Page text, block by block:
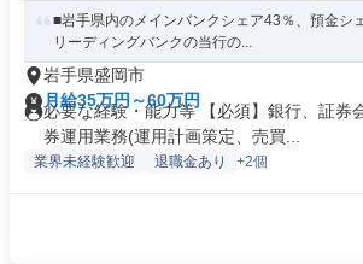
■岩手県内のメインバンクシェア43％、預金シ
リーディングバンクの当行の...
岩手県盛岡市
月給35万円～60万円
必要な経験・能力等 【必須】銀行、証券
券運用業務(運用計画策定、売買...
業界未経験歓迎 退職金あり +2個